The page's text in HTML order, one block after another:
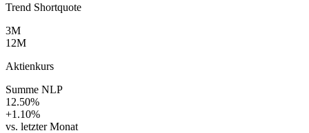
Trend Shortquote
3M
12M
Aktienkurs
Summe NLP
12.50%
+1.10%
vs. letzter Monat